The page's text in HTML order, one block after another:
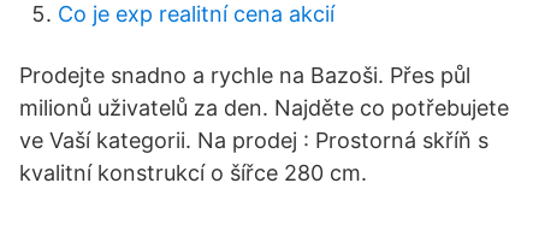
Co je exp realitní cena akcií
Prodejte snadno a rychle na Bazoši. Přes půl
milionů uživatelů za den. Najděte co potřebujete
ve Vaší kategorii. Na prodej : Prostorná skříň s
kvalitní konstrukcí o šířce 280 cm.